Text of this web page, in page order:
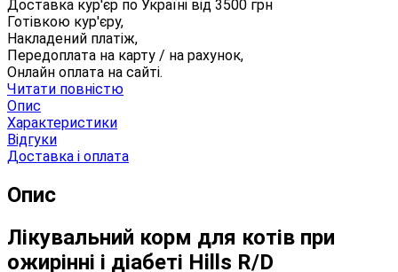
Доставка кур'єр по Україні від 3500 грн
Готівкою кур'єру,
Накладений платіж,
Передоплата на карту / на рахунок,
Онлайн оплата на сайті.
Читати повністю
Опис
Характеристики
Відгуки
Доставка і оплата
Опис
Лікувальний корм ​​для котів при
ожирінні і діабеті Hills R/D